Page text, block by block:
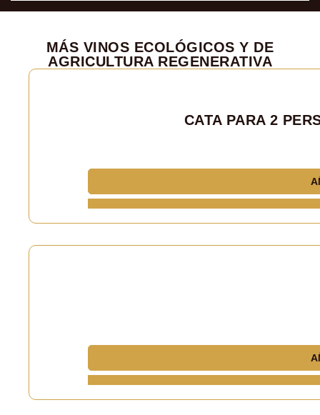
MÁS VINOS ECOLÓGICOS Y DE
AGRICULTURA REGENERATIVA
CATA PARA 2